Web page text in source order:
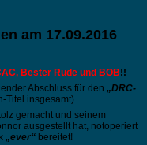
am 17.09.2016
Bester Rüde und BOB!!
Abschluss für den „DRC-
Titel insgesamt).
gemacht und seinem
ausgestellt hat, notoperiert
„ever“ bereitet!